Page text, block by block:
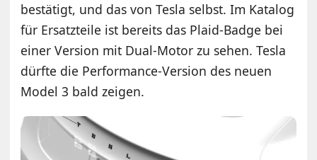
bestätigt, und das von Tesla selbst. Im Katalog
für Ersatzteile ist bereits das Plaid-Badge bei
einer Version mit Dual-Motor zu sehen. Tesla
dürfte die Performance-Version des neuen
Model 3 bald zeigen.